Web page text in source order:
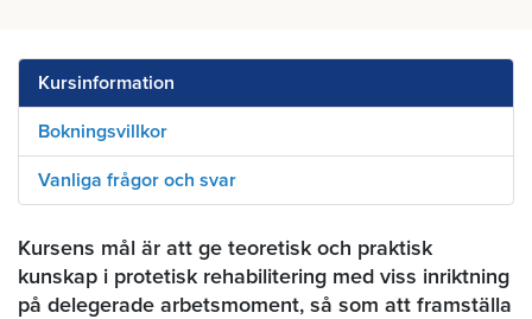
Kursinformation
Bokningsvillkor
Vanliga frågor och svar
Kursens mål är att ge teoretisk och praktisk
kunskap i protetisk rehabilitering med viss inriktning
på delegerade arbetsmoment, så som att framställa